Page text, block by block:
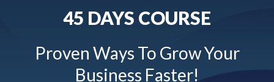
45 DAYS COURSE
Proven Ways To Grow Your
Business Faster!